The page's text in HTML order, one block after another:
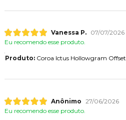
Vanessa P.
07/07/2026
Eu recomendo esse produto.
Produto:Coroa Ictus Hollowgram
Anônimo 27/06/2026
Eu recomendo esse produto.